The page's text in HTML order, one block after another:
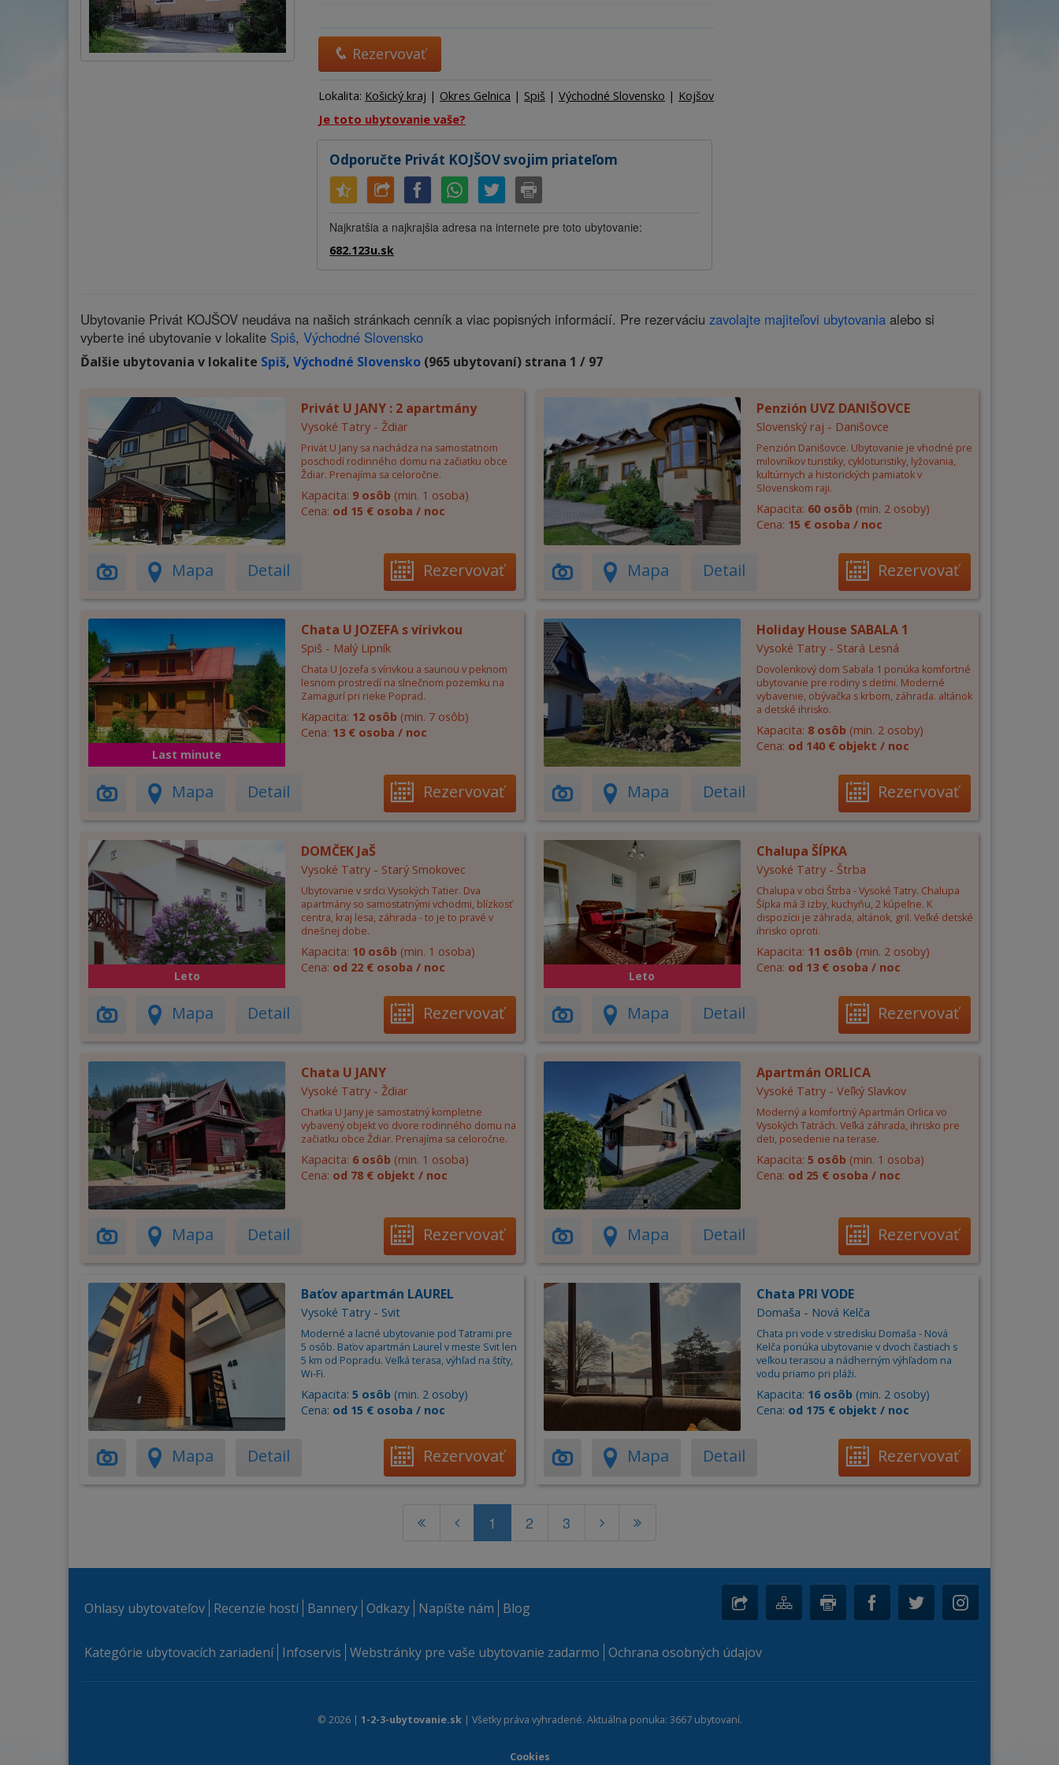
Hotel
Rezervovať
Lokalita: Košický kraj | Okres Gelnica | Spiš | Východné Slovensko | Kojšov
Je toto ubytovanie vaše?
Odporučte Privát KOJŠOV svojim priateľom
Najkratšia a najkrajšia adresa na internete pre toto ubytovanie:
682.123u.sk
Ubytovanie Privát KOJŠOV neudáva na našich stránkach cenník a viac popisných informácií. Pre rezerváciu zavolajte majiteľovi ubytovania alebo si
vyberte iné ubytovanie v lokalite Spiš, Východné Slovensko
Ďalšie ubytovania v lokalite Spiš, Východné Slovensko (965 ubytovaní) strana 1 / 97
Privát U JANY : 2 apartmány
Vysoké Tatry - Ždiar
Privát U Jany sa nachádza na samostatnom
poschodí rodinného domu na začiatku obce
Ždiar. Prenajíma sa celoročne.
Kapacita: 9 osôb (min. 1 osoba)
Cena: od 15 € osoba / noc
Mapa Detail Rezervovať
Penzión UVZ DANIŠOVCE
Slovenský raj - Danišovce
Penzión Danišovce. Ubytovanie je vhodné pre
milovníkov turistiky, cykloturistiky, lyžovania,
kultúrnych a historických pamiatok v
Slovenskom raji.
Kapacita: 60 osôb (min. 2 osoby)
Cena: 15 € osoba / noc
Mapa Detail Rezervovať
Last minute
Chata U JOZEFA s vírivkou
Spiš - Malý Lipník
Chata U Jozefa s vírivkou a saunou v peknom
lesnom prostredí na slnečnom pozemku na
Zamagurí pri rieke Poprad.
Kapacita: 12 osôb (min. 7 osôb)
Cena: 13 € osoba / noc
Mapa Detail Rezervovať
Holiday House SABALA 1
Vysoké Tatry - Stará Lesná
Dovolenkový dom Sabala 1 ponúka komfortné
ubytovanie pre rodiny s deťmi. Moderné
vybavenie, obývačka s krbom, záhrada. altánok
a detské ihrisko.
Kapacita: 8 osôb (min. 2 osoby)
Cena: od 140 € objekt / noc
Mapa Detail Rezervovať
Leto
DOMČEK JaŠ
Vysoké Tatry - Starý Smokovec
Ubytovanie v srdci Vysokých Tatier. Dva
apartmány so samostatnými vchodmi, blízkosť
centra, kraj lesa, záhrada - to je to pravé v
dnešnej dobe.
Kapacita: 10 osôb (min. 1 osoba)
Cena: od 22 € osoba / noc
Mapa Detail Rezervovať
Leto
Chalupa ŠÍPKA
Vysoké Tatry - Štrba
Chalupa v obci Štrba - Vysoké Tatry. Chalupa
Šípka má 3 izby, kuchyňu, 2 kúpeľne. K
dispozícii je záhrada, altánok, gril. Veľké detské
ihrisko oproti.
Kapacita: 11 osôb (min. 2 osoby)
Cena: od 13 € osoba / noc
Mapa Detail Rezervovať
Chata U JANY
Vysoké Tatry - Ždiar
Chatka U Jany je samostatný kompletne
vybavený objekt vo dvore rodinného domu na
začiatku obce Ždiar. Prenajíma sa celoročne.
Kapacita: 6 osôb (min. 1 osoba)
Cena: od 78 € objekt / noc
Mapa Detail Rezervovať
Apartmán ORLICA
Vysoké Tatry - Veľký Slavkov
Moderný a komfortný Apartmán Orlica vo
Vysokých Tatrách. Veľká záhrada, ihrisko pre
deti, posedenie na terase.
Kapacita: 5 osôb (min. 1 osoba)
Cena: od 25 € osoba / noc
Mapa Detail Rezervovať
Baťov apartmán LAUREL
Vysoké Tatry - Svit
Moderné a lacné ubytovanie pod Tatrami pre
5 osôb. Baťov apartmán Laurel v meste Svit len
5 km od Popradu. Veľká terasa, výhľad na štíty,
Wi-Fi.
Kapacita: 5 osôb (min. 2 osoby)
Cena: od 15 € osoba / noc
Mapa Detail Rezervovať
Chata PRI VODE
Domaša - Nová Kelča
Chata pri vode v stredisku Domaša - Nová
Kelča ponúka ubytovanie v dvoch častiach s
veľkou terasou a nádherným výhľadom na
vodu priamo pri pláži.
Kapacita: 16 osôb (min. 2 osoby)
Cena: od 175 € objekt / noc
Mapa Detail Rezervovať
1 2 3
Ohlasy ubytovateľov Recenzie hostí Bannery Odkazy Napíšte nám Blog
Kategórie ubytovacích zariadení Infoservis Webstránky pre vaše ubytovanie zadarmo Ochrana osobných údajov
© 2026 | 1-2-3-ubytovanie.sk| Všetky práva vyhradené. Aktuálna ponuka: 3667 ubytovaní.
Cookies